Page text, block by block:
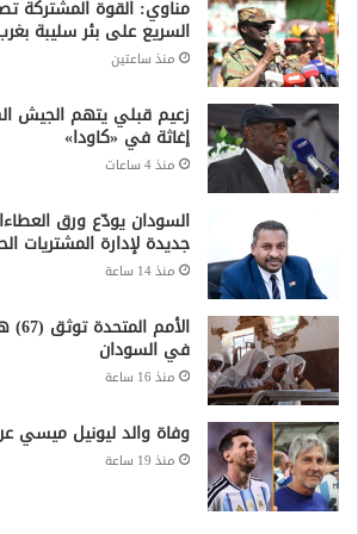
منذ 19 ساعة
جميع الحقوق محفوظة لشبكة صقر الجديان